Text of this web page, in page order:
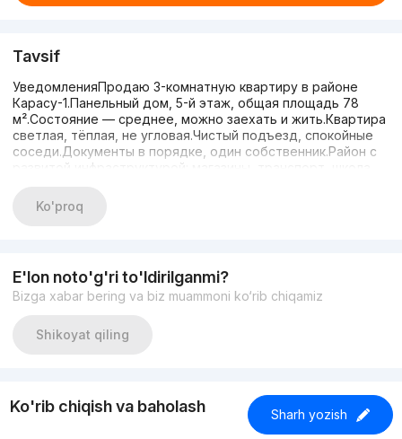
Tavsif
УведомленияПродаю 3-комнатную квартиру в районе
Карасу-1.Панельный дом, 5-й этаж, общая площадь 78
м².Состояние — среднее, можно заехать и жить.Квартира
светлая, тёплая, не угловая.Чистый подъезд, спокойные
соседи.Документы в порядке, один собственник.Район с
развитой инфраструктурой: магазины, транспорт, школа,
просмотре.Просмотр по договорённости.Без
посредников. Тел.: +998 507 882 972
Ko'proq
E'lon noto'g'ri to'ldirilganmi?
Bizga xabar bering va biz muammoni ko‘rib chiqamiz
Shikoyat qiling
Ko'rib chiqish va baholash Sharh yozish